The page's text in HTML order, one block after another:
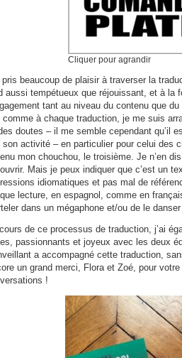
Cliquer pour agrandir
pris beaucoup de plaisir à traverser la
aussi tempétueux que réjouissant, et à la
tant au niveau du contenu que
comme à chaque traduction, je me suis
doutes – il me semble cependant qu’il
son activité – en particulier pour celui des
mon chouchou, le troisième. Je n’en
Mais je peux indiquer que c’est un
idiomatiques et pas mal de
lecture, en espagnol, comme en
dans un mégaphone et/ou de le
de ce processus de traduction, j’ai
passionnants et joyeux avec les deux
a accompagné cette traduction,
un grand merci, Flora et Zoé, pour
!